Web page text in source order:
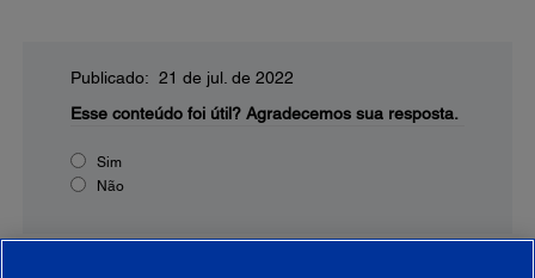
Publicado: 21 de jul. de 2022
Esse conteúdo foi útil? Agradecemos sua resposta.
Sim
Não